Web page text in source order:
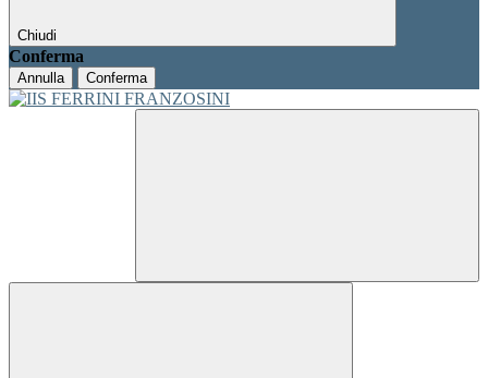
Chiudi
Conferma
Annulla Conferma